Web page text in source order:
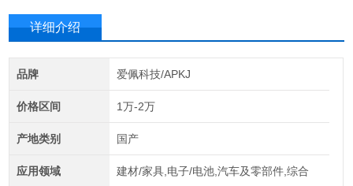
详细介绍
品牌 爱佩科技/APKJ
价格区间 1万-2万
产地类别 国产
应用领域 建材/家具,电子/电池,汽车及零部件,综合